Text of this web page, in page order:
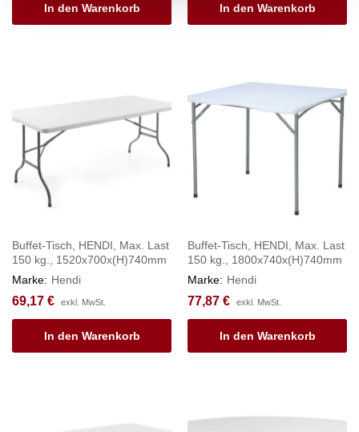
In den Warenkorb In den Warenkorb
Buffet-Tisch, HENDI, Max. Last
150 kg., 1520x700x(H)740mm
Marke: Hendi
69,17 € exkl. MwSt.
In den Warenkorb
Buffet-Tisch, HENDI, Max. Last
150 kg., 1800x740x(H)740mm
Marke: Hendi
77,87 € exkl. MwSt.
In den Warenkorb